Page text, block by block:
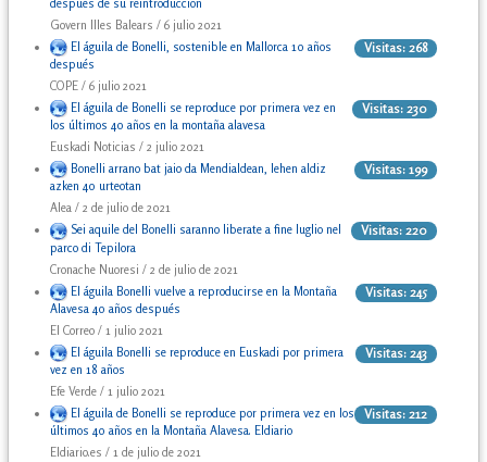
Govern Illes Balears / 6 julio 2021
Visitas: 268
El águila de Bonelli, sostenible en Mallorca 10 años
después
COPE / 6 julio 2021
Visitas: 230
El águila de Bonelli se reproduce por primera vez en
los últimos 40 años en la montaña alavesa
Euskadi Noticias / 2 julio 2021
Visitas: 199
Bonelli arrano bat jaio da Mendialdean, lehen aldiz
azken 40 urteotan
Alea / 2 de julio de 2021
Visitas: 220
Sei aquile del Bonelli saranno liberate a fine luglio nel
parco di Tepilora
Cronache Nuoresi / 2 de julio de 2021
Visitas: 245
El águila Bonelli vuelve a reproducirse en la Montaña
Alavesa 40 años después
El Correo / 1 julio 2021
Visitas: 243
El águila Bonelli se reproduce en Euskadi por primera
vez en 18 años
Efe Verde / 1 julio 2021
Visitas: 212
El águila de Bonelli se reproduce por primera vez en los
últimos 40 años en la Montaña Alavesa. Eldiario
Eldiario.es / 1 de julio de 2021